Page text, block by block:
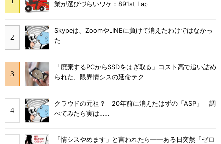
業が選びづらいワケ：891st Lap
Skypeは、ZoomやLINEに負けて消えたわけではなかっ
た
「廃棄するPCからSSDをはぎ取る」コスト高で追い詰め
られた、限界情シスの延命テク
クラウドの元祖？ 20年前に消えたはずの「ASP」 調
べてみたら実は……
「情シスやめます」と言われたら――ある日突然「ゼロ